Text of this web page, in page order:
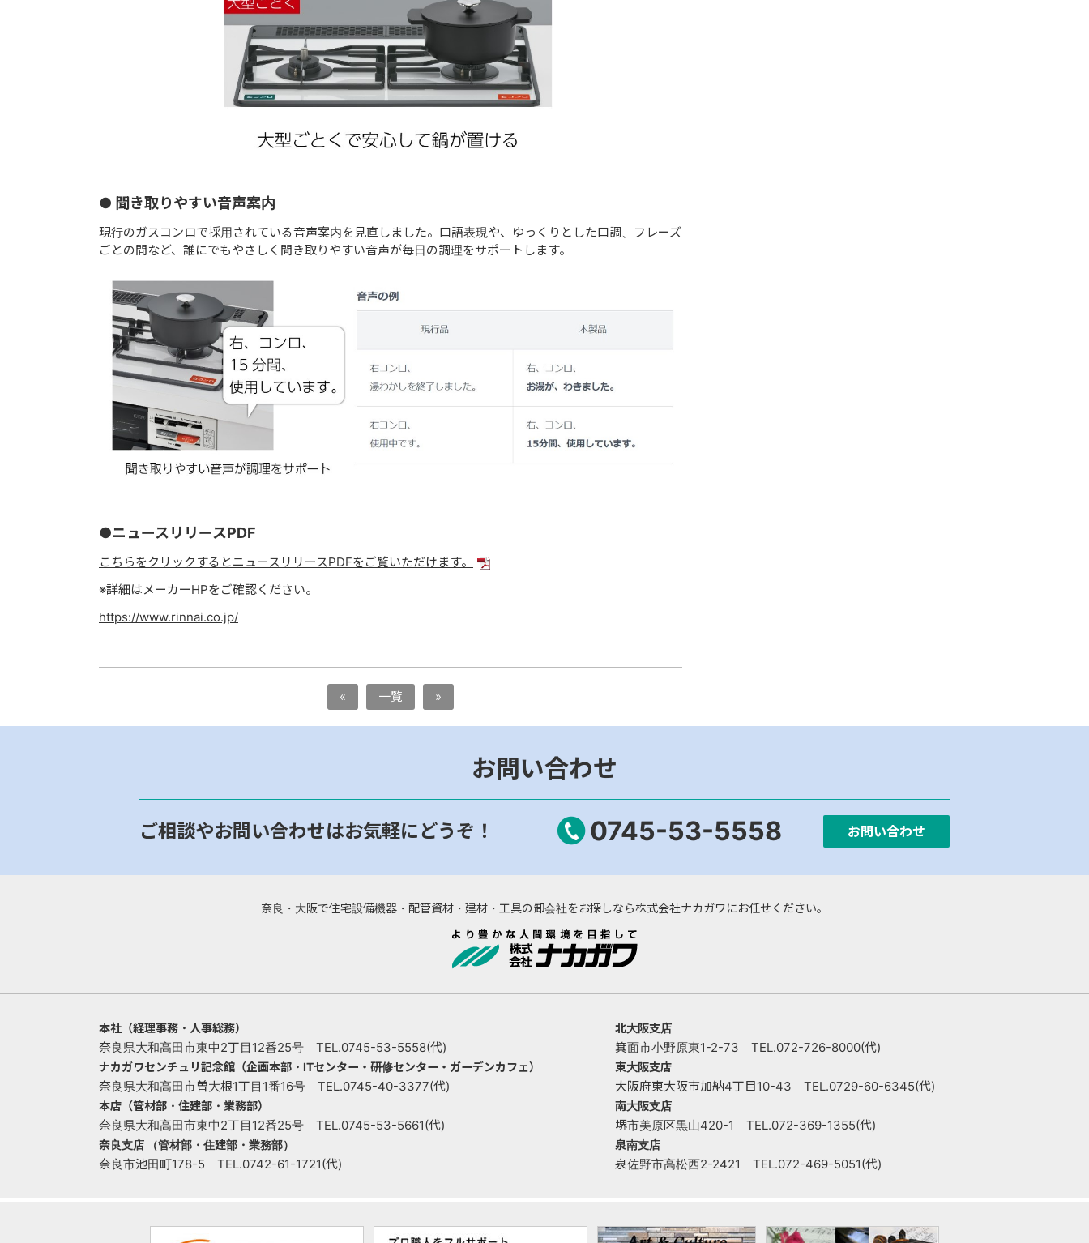
● 聞き取りやすい音声案内
現行のガスコンロで採用されている音声案内を見直しました。口語表現や、ゆっくりとした口調、フレーズ
ごとの間など、誰にでもやさしく聞き取りやすい音声が毎日の調理をサポートします。
●ニュースリリースPDF
こちらをクリックするとニュースリリースPDFをご覧いただけます。
※詳細はメーカーHPをご確認ください。
https://www.rinnai.co.jp/
« 一覧 »
お問い合わせ
ご相談やお問い合わせはお気軽にどうぞ！ 0745-53-5558 お問い合わせ
奈良・大阪で住宅設備機器・配管資材・建材・工具の卸会社をお探しなら株式会社ナカガワにお任せください。
本社（経理事務・人事総務）
奈良県大和高田市東中2丁目12番25号 TEL.0745-53-5558(代)
ナカガワセンチュリ記念館（企画本部・ITセンター・研修センター・ガーデンカフェ）
奈良県大和高田市曽大根1丁目1番16号 TEL.0745-40-3377(代)
本店（管材部・住建部・業務部）
奈良県大和高田市東中2丁目12番25号 TEL.0745-53-5661(代)
奈良支店 （管材部・住建部・業務部）
奈良市池田町178-5 TEL.0742-61-1721(代)
北大阪支店
箕面市小野原東1-2-73 TEL.072-726-8000(代)
東大阪支店
大阪府東大阪市加納4丁目10-43 TEL.0729-60-6345(代)
南大阪支店
堺市美原区黒山420-1 TEL.072-369-1355(代)
泉南支店
泉佐野市高松西2-2421 TEL.072-469-5051(代)